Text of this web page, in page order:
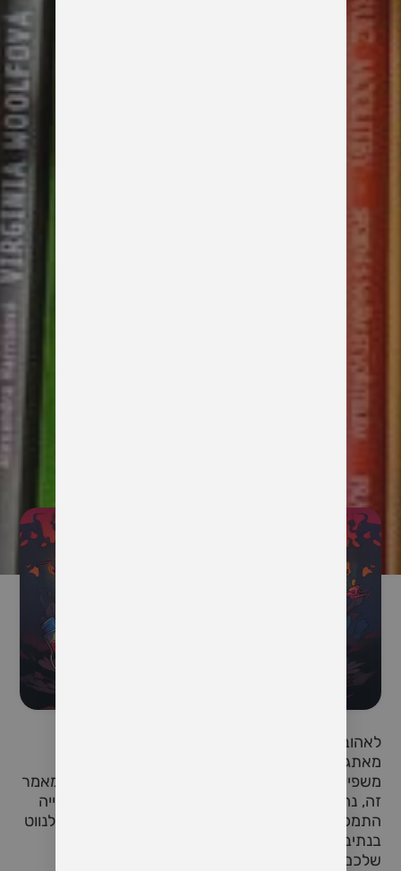
לאהוב מישהו שנאבק בהתמכרות יכול להיות מסע
מאתגר ומייסר מבחינה רגשית. התמכרויות לא רק
משפיעות על הפרט אלא גם גובות מחיר מאהוביו. במאמר
זה, נחקור את המורכבות של תמיכה בבני זוג עם נטייה
התמכרותית ונציע תובנות ואסטרטגיות שיעזרו לכם לנווט
בנתיב זה תוך שמירה על הרווחה והבריאות הרגשית
שלכם.